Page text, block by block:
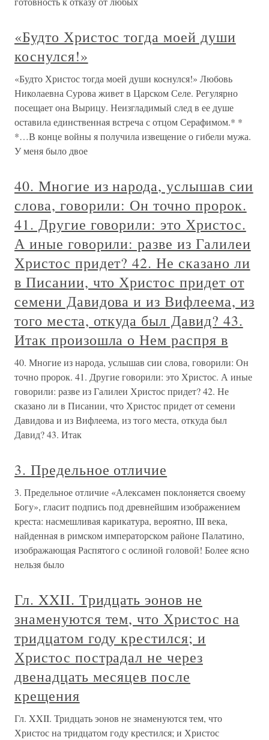
«Будто Христос тогда моей души
коснулся!»
«Будто Христос тогда моей души коснулся!» Любовь
Николаевна Сурова живет в Царском Селе. Регулярно
посещает она Вырицу. Неизгладимый след в ее душе
оставила единственная встреча с отцом Серафимом.* *
*…В конце войны я получила извещение о гибели мужа.
У меня было двое
40. Многие из народа, услышав сии
слова, говорили: Он точно пророк.
41. Другие говорили: это Христос.
А иные говорили: разве из Галилеи
Христос придет? 42. Не сказано ли
в Писании, что Христос придет от
семени Давидова и из Вифлеема, из
того места, откуда был Давид? 43.
Итак произошла о Нем распря в
40. Многие из народа, услышав сии слова, говорили: Он
точно пророк. 41. Другие говорили: это Христос. А иные
говорили: разве из Галилеи Христос придет? 42. Не
сказано ли в Писании, что Христос придет от семени
Давидова и из Вифлеема, из того места, откуда был
Давид? 43. Итак
3. Предельное отличие
3. Предельное отличие «Алексамен поклоняется своему
Богу», гласит подпись под древнейшим изображением
креста: насмешливая карикатура, вероятно, III века,
найденная в римском императорском районе Палатино,
изображающая Распятого с ослиной головой! Более ясно
нельзя было
Гл. XXII. Тридцать эонов не
знаменуются тем, что Христос на
тридцатом году крестился; и
Христос пострадал не через
двенадцать месяцев после
крещения
Гл. XXII. Тридцать эонов не знаменуются тем, что
Христос на тридцатом году крестился; и Христос